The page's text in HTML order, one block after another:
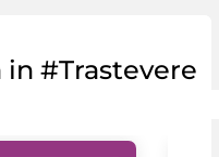
in #Trastevere